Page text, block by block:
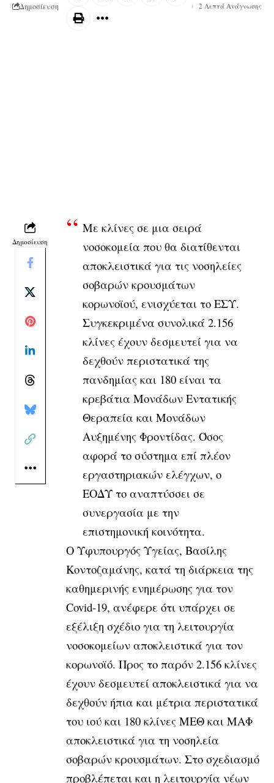
Δημοσίευση 2 Λεπτά Ανάγνωσης
Δημοσίευση
Με κλίνες σε μια σειρά
νοσοκομεία που θα διατίθενται
αποκλειστικά για τις νοσηλείες
σοβαρών κρουσμάτων
κορωνοϊού, ενισχύεται το ΕΣΥ.
Συγκεκριμένα συνολικά 2.156
κλίνες έχουν δεσμευτεί για να
δεχθούν περιστατικά της
πανδημίας και 180 είναι τα
κρεβάτια Μονάδων Εντατικής
Θεραπεία και Μονάδων
Αυξημένης Φροντίδας. Όσος
αφορά το σύστημα επί πλέον
εργαστηριακών ελέγχων, ο
ΕΟΔΥ το αναπτύσσει σε
συνεργασία με την
επιστημονική κοινότητα.
Ο Υφυπουργός Υγείας, Βασίλης
Κοντοζαμάνης, κατά τη διάρκεια της
καθημερινής ενημέρωσης για τον
Covid-19, ανέφερε ότι υπάρχει σε
εξέλιξη σχέδιο για τη λειτουργία
νοσοκομείων αποκλειστικά για τον
κορωνοϊό. Προς το παρόν 2.156 κλίνες
έχουν δεσμευτεί αποκλειστικά για να
δεχθούν ήπια και μέτρια περιστατικά
του ιού και 180 κλίνες ΜΕΘ και ΜΑΦ
αποκλειστικά για τη νοσηλεία
σοβαρών κρουσμάτων. Στο σχεδιασμό
προβλέπεται και η λειτουργία νέων